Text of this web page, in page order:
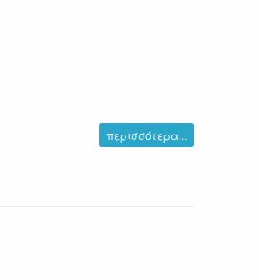
περισσότερα...